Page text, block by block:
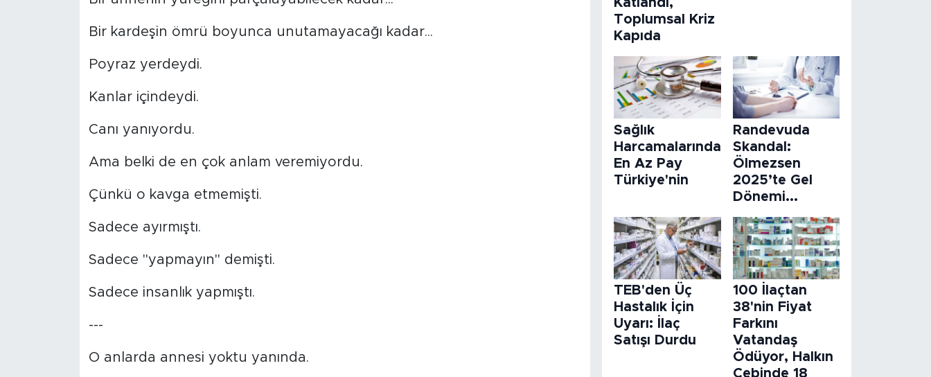
Bir kardeşin ömrü boyunca unutamayacağı kadar...
Poyraz yerdeydi.
Kanlar içindeydi.
Canı yanıyordu.
Ama belki de en çok anlam veremiyordu.
Çünkü o kavga etmemişti.
Sadece ayırmıştı.
Sadece "yapmayın" demişti.
Sadece insanlık yapmıştı.
---
O anlarda annesi yoktu yanında.
Toplumsal Kriz
Kapıda
Sağlık
Harcamalarında
En Az Pay
Türkiye'nin
Randevuda
Skandal:
Ölmezsen
2025’te Gel
Dönemi...
TEB'den Üç
Hastalık İçin
Uyarı: İlaç
Satışı Durdu
100 İlaçtan
38'nin Fiyat
Farkını
Vatandaş
Ödüyor, Halkın
Cebinde 18